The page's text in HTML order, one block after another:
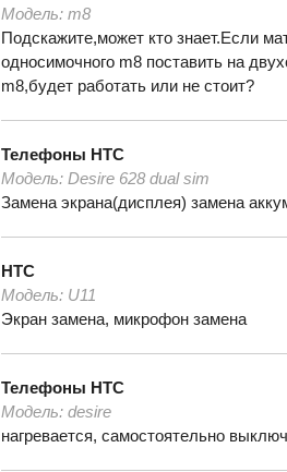
Модель: m8
Подскажите,может кто знает.Если
односимочного m8 поставить на
m8,будет работать или не стоит?
Телефоны HTC
Модель: Desire 628 dual sim
Замена экрана(дисплея) замена
HTC
Модель: U11
Экран замена, микрофон замена
Телефоны HTC
Модель: desire
нагревается, самостоятельно